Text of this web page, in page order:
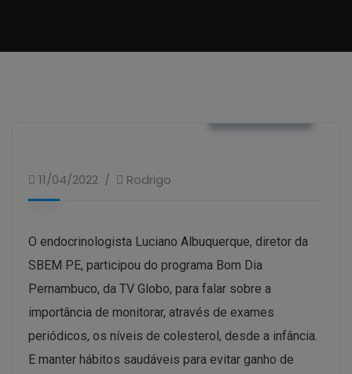
11/04/2022 Rodrigo
O endocrinologista Luciano Albuquerque, diretor da
SBEM PE, participou do programa Bom Dia
Pernambuco, da TV Globo, para falar sobre a
importância de monitorar, através de exames
periódicos, os níveis de colesterol, desde a infância.
E manter hábitos saudáveis para evitar ganho de